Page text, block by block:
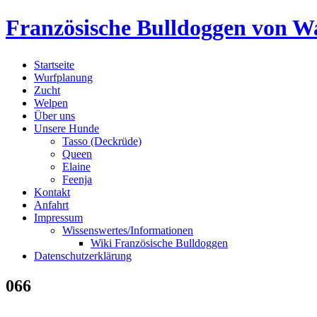
Skip
to
Französische Bulldoggen von
Startseite
Wurfplanung
Zucht
Welpen
Über uns
Unsere Hunde
Tasso (Deckrüde)
Queen
Elaine
Feenja
Kontakt
Anfahrt
Impressum
Wissenswertes/Informationen
Wiki Französische Bulldoggen
Datenschutzerklärung
066